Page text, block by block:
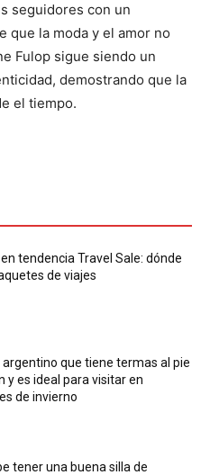
seguidores con un
que la moda y el amor no
Fulop sigue siendo un
demostrando que la
el tiempo.
tendencia Travel Sale: dónde
de viajes
argentino que tiene termas al pie
y es ideal para visitar en
de invierno
tener una buena silla de